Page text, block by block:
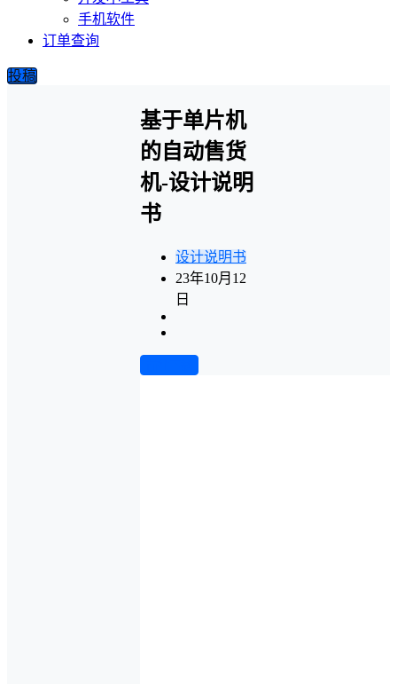
手机软件
订单查询
投稿
基于单片机
的自动售货
机-设计说明
书
设计说明书
23年10月12
日